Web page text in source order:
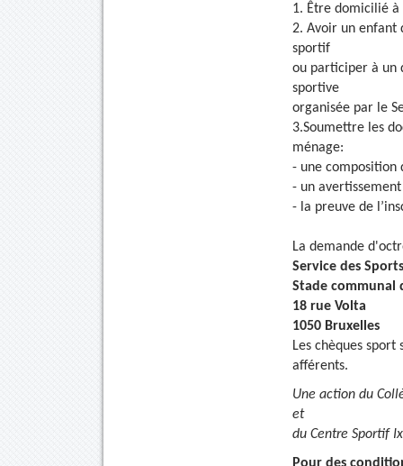
1. Être domicilié à
2. Avoir un enfant
sportif
ou participer à un
sportive
organisée par le
3.Soumettre les
ménage:
- une composition
- un
- la preuve de
La demande
Service des
Stade communal
18 rue Volta
1050 Bruxelles
Les chèques
afférents.
Une action du
et
du Centre Sportif